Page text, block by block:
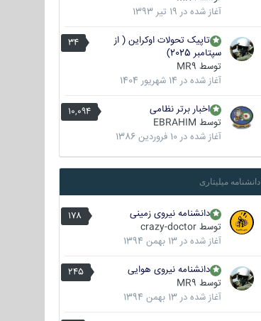
آغاز شده در 19 تیر 1393
34
تاپیک تحولات اوکراین ( از
سپتامبر 2025)
توسط MR9
آغاز شده در 14 شهریور 1404
10,094
اخبار برتر نظامی
توسط EBRAHIM
آغاز شده در 10 فروردین 1386
دانشنامه میلیتاری
178
دانشنامه نیروی زمینی
توسط crazy-doctor
آغاز شده در 13 بهمن 1394
245
دانشنامه نیروی هوایی
توسط MR9
آغاز شده در 13 بهمن 1394